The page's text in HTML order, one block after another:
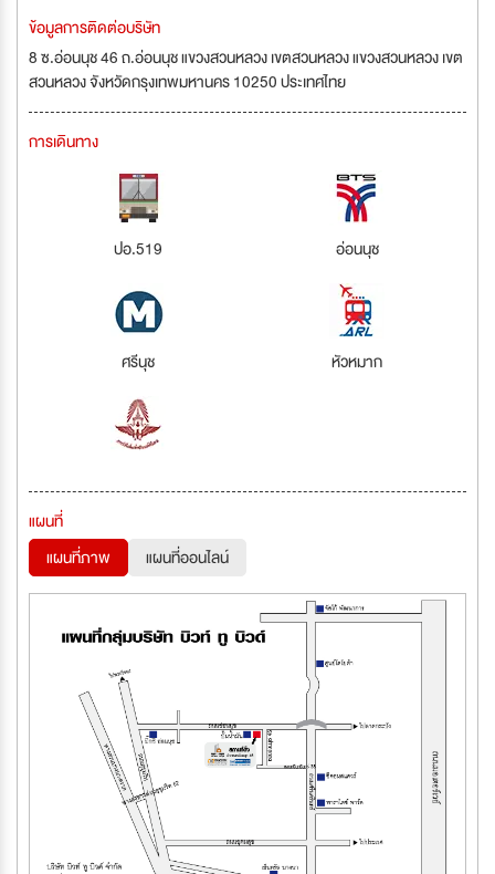
ข้อมูลการติดต่อบริษัท
8 ซ.อ่อนนุช 46 ถ.อ่อนนุช แขวงสวนหลวง เขตสวนหลวง แขวงสวนหลวง เขต
สวนหลวง จังหวัดกรุงเทพมหานคร 10250 ประเทศไทย
การเดินทาง
ปอ.519 อ่อนนุช
ศรีนุช หัวหมาก
แผนที่
แผนที่ภาพ
แผนที่ออนไลน์